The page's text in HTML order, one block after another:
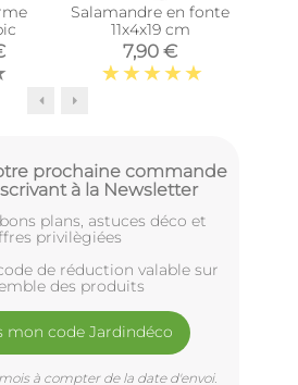
Salamandre en fonte
11x4x19 cm
7,90 €
prochaine commande
à la Newsletter
plans, astuces déco et
privilègiées
de réduction valable sur
des produits
mon code Jardindéco
à compter de la date d'envoi.